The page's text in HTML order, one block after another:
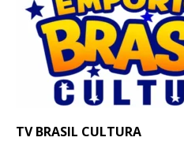
TV BRASIL CULTURA